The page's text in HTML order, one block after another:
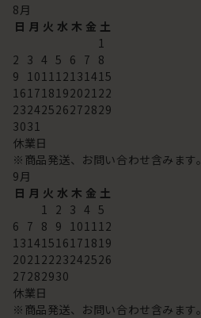
8 月
日 月 火 水 木 金 土
1
2 3 4 5 6 7 8
9
10 11 12 13 14 15
16 17 18 192021 22
23242526272829
3031
休業日
※商品発送、お問い合わせ含みます。
9 月
日 月 火 水 木 金 土
1
2 3 4 5
6 7 8 9 10 11 12
13 14 15 16 17 18 19
2021 2223242526
27282930
休業日
※商品発送、お問い合わせ含みます。